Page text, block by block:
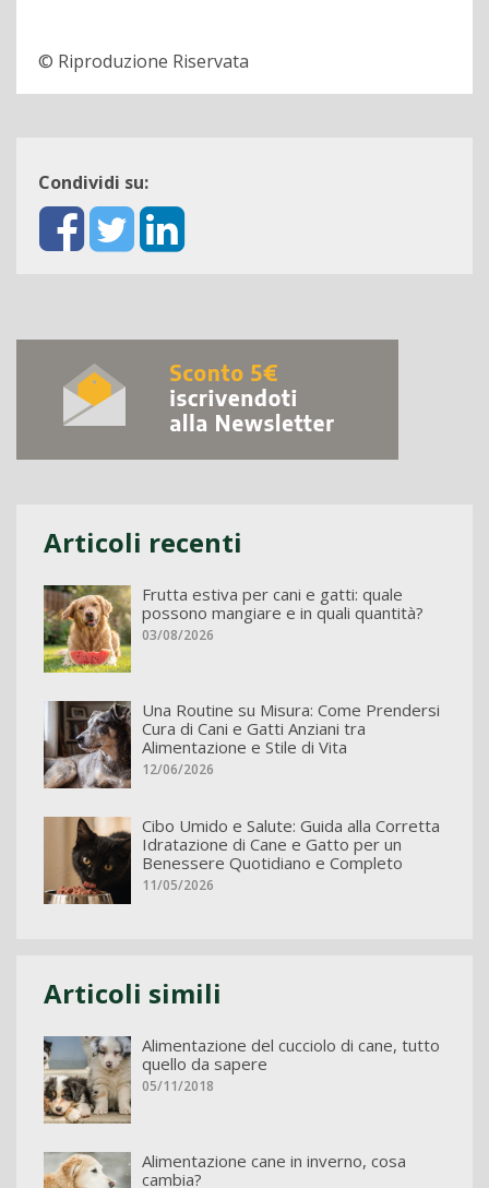
© Riproduzione Riservata
Condividi su:
Articoli recenti
Frutta estiva per cani e gatti: quale
possono mangiare e in quali quantità?
03/08/2026
Una Routine su Misura: Come Prendersi
Cura di Cani e Gatti Anziani tra
Alimentazione e Stile di Vita
12/06/2026
Cibo Umido e Salute: Guida alla Corretta
Idratazione di Cane e Gatto per un
Benessere Quotidiano e Completo
11/05/2026
Articoli simili
Alimentazione del cucciolo di cane, tutto
quello da sapere
05/11/2018
Alimentazione cane in inverno, cosa
cambia?